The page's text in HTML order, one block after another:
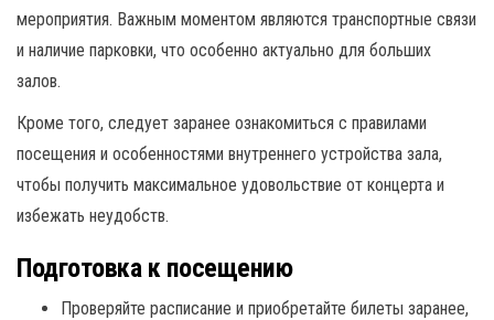
мероприятия. Важным моментом являются транспортные связи
и наличие парковки, что особенно актуально для больших
залов.
Кроме того, следует заранее ознакомиться с правилами
посещения и особенностями внутреннего устройства зала,
чтобы получить максимальное удовольствие от концерта и
избежать неудобств.
Подготовка к посещению
Проверяйте расписание и приобретайте билеты заранее,